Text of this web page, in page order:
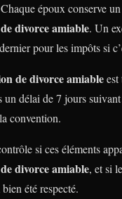
époux conserve
divorce amiable. Un
pour les impôts si
de divorce amiableest
un délai de 7 jours
convention.
si ces éléments
divorce amiable, et si
été respecté.